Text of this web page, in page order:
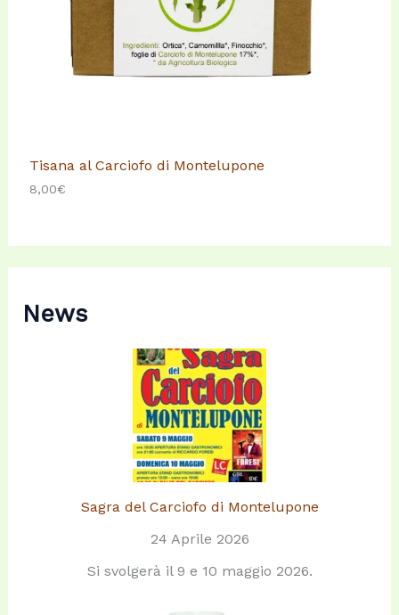
Tisana al Carciofo di Montelupone
8,00€
News
Sagra del Carciofo di Montelupone
24 Aprile 2026
Si svolgerà il 9 e 10 maggio 2026.